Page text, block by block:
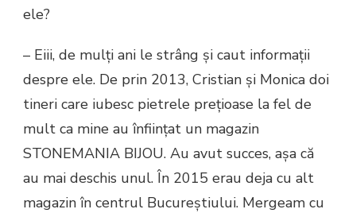
ele?
– Eiii, de mulți ani le strâng și caut informații
despre ele. De prin 2013, Cristian și Monica doi
tineri care iubesc pietrele prețioase la fel de
mult ca mine au înființat un magazin
STONEMANIA BIJOU. Au avut succes, așa că
au mai deschis unul. În 2015 erau deja cu alt
magazin în centrul Bucureștiului. Mergeam cu